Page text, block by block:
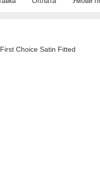
First Choice Satin Fitted